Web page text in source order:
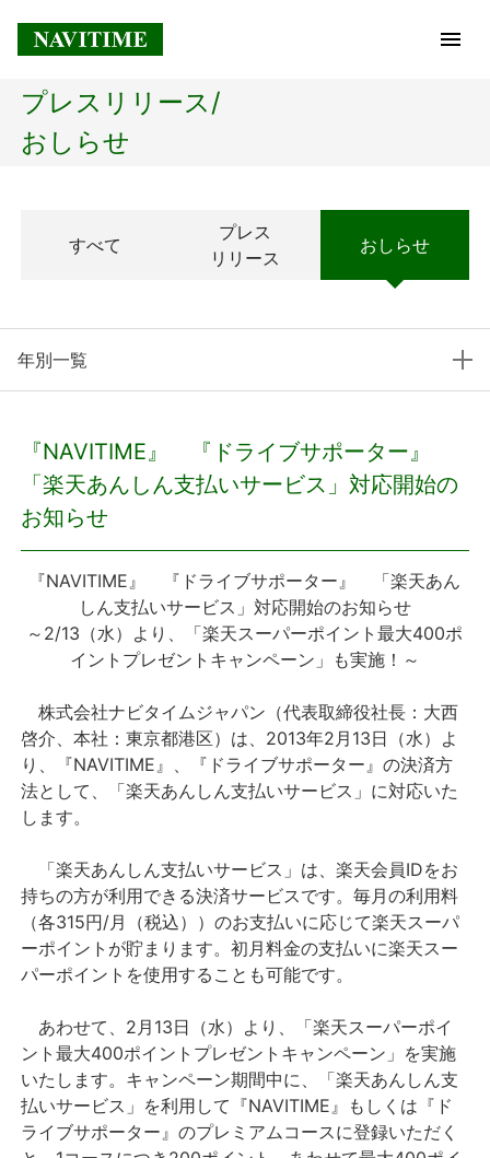
トップページ
経営理念
プレスリリース
おしらせ
サービス
個人向けサービス
法人向けサービス
English
プレスリリース/
おしらせ
すべて
プレス
リリース
おしらせ
年別一覧
『NAVITIME』 『ドライブサポーター』
「楽天あんしん支払いサービス」対応開始の
お知らせ
『NAVITIME』 『ドライブサポーター』 「楽天あん
しん支払いサービス」対応開始のお知らせ
～2/13（水）より、「楽天スーパーポイント最大400ポ
イントプレゼントキャンペーン」も実施！～
株式会社ナビタイムジャパン（代表取締役社長：大西
啓介、本社：東京都港区）は、2013年2月13日（水）よ
り、『NAVITIME』、『ドライブサポーター』の決済方
法として、「楽天あんしん支払いサービス」に対応いた
します。
「楽天あんしん支払いサービス」は、楽天会員IDをお
持ちの方が利用できる決済サービスです。毎月の利用料
（各315円/月（税込））のお支払いに応じて楽天スーパ
ーポイントが貯まります。初月料金の支払いに楽天スー
パーポイントを使用することも可能です。
あわせて、2月13日（水）より、「楽天スーパーポイ
ント最大400ポイントプレゼントキャンペーン」を実施
いたします。キャンペーン期間中に、「楽天あんしん支
払いサービス」を利用して『NAVITIME』もしくは『ド
ライブサポーター』のプレミアムコースに登録いただく